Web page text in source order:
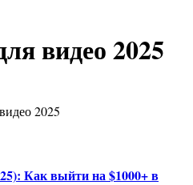
видео 2025
2025
Как выйти на $1000+ в